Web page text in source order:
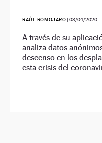
RAÚL ROMOJARO |08/04/2020
A través de su
analiza datos
descenso en los
esta crisis del